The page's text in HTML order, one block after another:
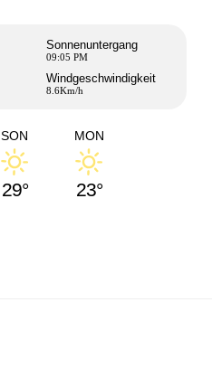
Sonnenuntergang
09:05 PM
Windgeschwindigkeit
8.6Km/h
SON
29°
MON
23°